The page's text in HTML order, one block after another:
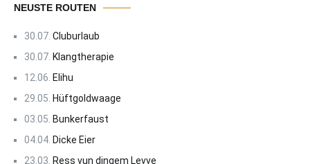
NEUSTE ROUTEN
30.07. Cluburlaub
30.07. Klangtherapie
12.06. Elihu
29.05. Hüftgoldwaage
03.05. Bunkerfaust
04.04. Dicke Eier
23.03. Ress vun dingem Levve